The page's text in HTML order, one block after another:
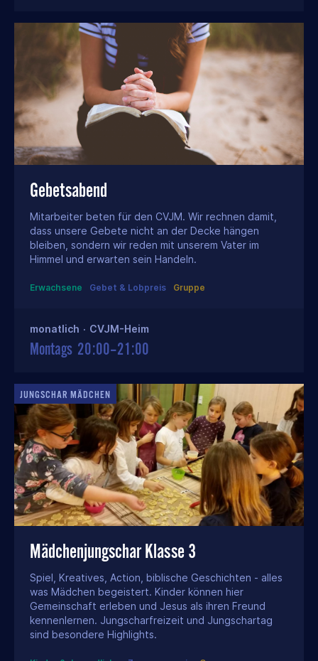
Gebetsabend
Mitarbeiter beten für den CVJM. Wir rechnen damit,
dass unsere Gebete nicht an der Decke hängen
bleiben, sondern wir reden mit unserem Vater im
Himmel und erwarten sein Handeln.
Erwachsene Gebet & Lobpreis Gruppe
monatlich · CVJM-Heim
Montags 20:00–21:00
Mädchenjungschar Klasse 3
Spiel, Kreatives, Action, biblische Geschichten - alles
was Mädchen begeistert. Kinder können hier
Gemeinschaft erleben und Jesus als ihren Freund
kennenlernen. Jungscharfreizeit und Jungschartag
sind besondere Highlights.
JUNGSCHAR MÄDCHEN